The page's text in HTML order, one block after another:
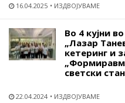
16.04.2025 ИЗДВОЈУВАМЕ
Во 4 кујни
„Лазар
кетеринг и
светски
22.04.2024 ИЗДВОЈУВАМЕ